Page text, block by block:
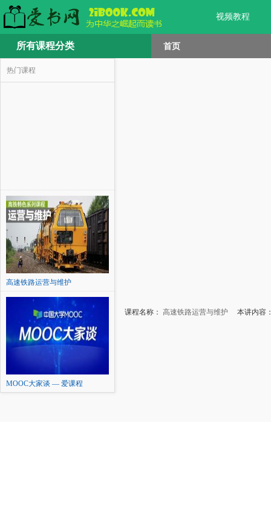
视频教程
所有课程分类 首页
热门课程
高速铁路运营与维护
MOOC大家谈 — 爱课程
课程名称： 高速铁路运营与维护 本讲内容